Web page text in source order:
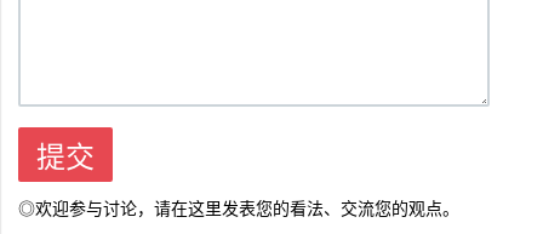
◎欢迎参与讨论，请在这里发表您的看法、交流您的观点。